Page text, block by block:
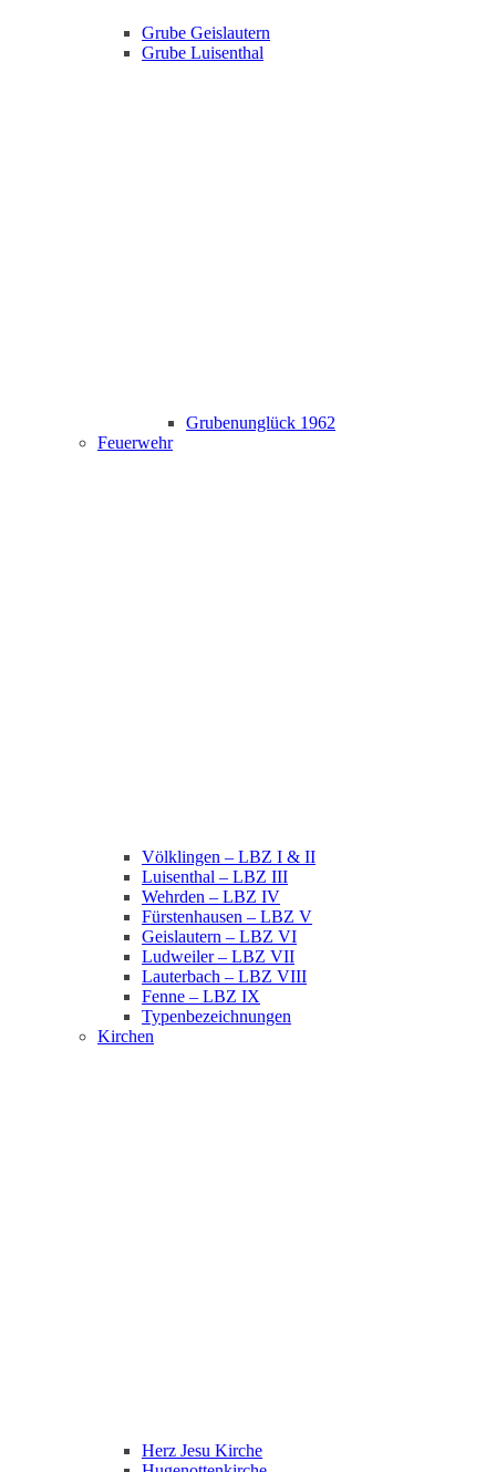
Grube Geislautern
Grube Luisenthal
Grubenunglück 1962
Feuerwehr
Völklingen – LBZ I & II
Luisenthal – LBZ III
Wehrden – LBZ IV
Fürstenhausen – LBZ V
Geislautern – LBZ VI
Ludweiler – LBZ VII
Lauterbach – LBZ VIII
Fenne – LBZ IX
Typenbezeichnungen
Kirchen
Herz Jesu Kirche